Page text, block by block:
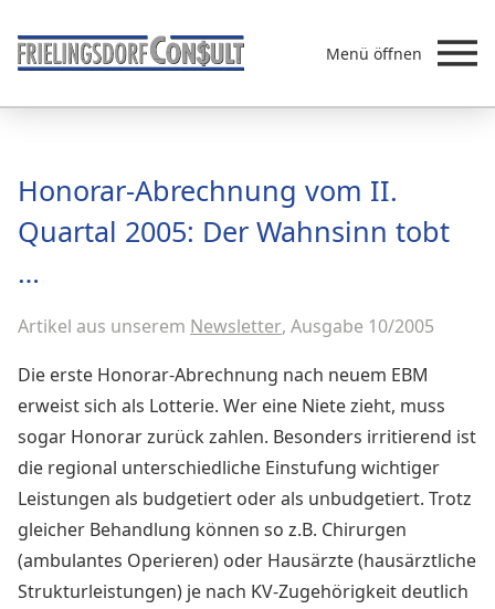
Menü öffnen
Akademie
Über uns
Newsletter & Presse
Honorar-Abrechnung vom II.
Quartal 2005: Der Wahnsinn tobt
…
Artikel aus unserem Newsletter, Ausgabe 10/2005
Die erste Honorar-Abrechnung nach neuem EBM
erweist sich als Lotterie. Wer eine Niete zieht, muss
sogar Honorar zurück zahlen. Besonders irritierend ist
die regional unterschiedliche Einstufung wichtiger
Leistungen als budgetiert oder als unbudgetiert. Trotz
gleicher Behandlung können so z.B. Chirurgen
(ambulantes Operieren) oder Hausärzte (hausärztliche
Strukturleistungen) je nach KV-Zugehörigkeit deutlich